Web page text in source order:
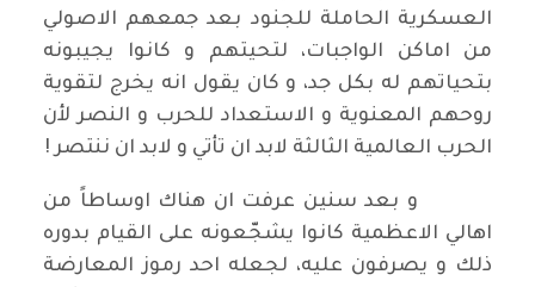
العسكرية الحاملة للجنود بعد جمعهم الاصولي
من اماكن الواجبات، لتحيتهم و كانوا يجيبونه
بتحياتهم له بكل جد، و كان يقول انه يخرج لتقوية
روحهم المعنوية و الاستعداد للحرب و النصر لأن
الحرب العالمية الثالثة لابد ان تأتي و لابد ان ننتصر !
و بعد سنين عرفت ان هناك اوساطاً من
اهالي الاعظمية كانوا يشجّعونه على القيام بدوره
ذلك و يصرفون عليه، لجعله احد رموز المعارضة